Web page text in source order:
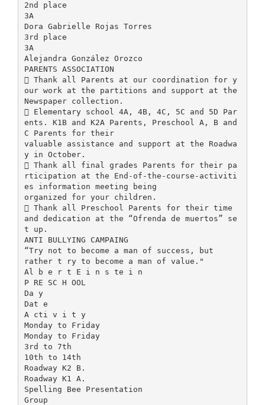
2nd place
3A
Dora Gabrielle Rojas Torres
3rd place
3A
Alejandra González Orozco
PARENTS ASSOCIATION
 Thank all Parents at our coordination for y
our work at the partitions and support at the
Newspaper collection.
 Elementary school 4A, 4B, 4C, 5C and 5D Par
ents. K1B and K2A Parents, Preschool A, B and
C Parents for their
valuable assistance and support at the Roadwa
y in October.
 Thank all final grades Parents for their pa
rticipation at the End-of-the-course-activiti
es information meeting being
organized for your children.
 Thank all Preschool Parents for their time
and dedication at the “Ofrenda de muertos” se
t up.
ANTI BULLYING CAMPAING
“Try not to become a man of success, but
rather t ry to become a man of value."
Al b e r t E i n s te i n
P RE SC H OOL
Da y
Dat e
A cti v i t y
Monday to Friday
Monday to Friday
3rd to 7th
10th to 14th
Roadway K2 B.
Roadway K1 A.
Spelling Bee Presentation
Group